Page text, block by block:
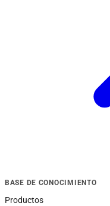
BASE DE CONOCIMIENTO
Productos